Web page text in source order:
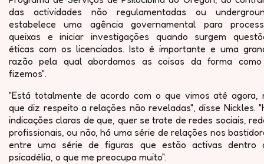
das actividades não regulamentadas ou
estabelece uma agência governamental para
queixas e iniciar investigações quando surgem
éticas com os licenciados. Isto é importante e uma
razão pela qual abordamos as coisas da forma
fizemos".
"Está totalmente de acordo com o que vimos até agora,
que diz respeito a relações não reveladas", disse Nickles.
indicações claras de que, quer se trate de redes sociais,
profissionais, ou não, há uma série de relações nos
entre uma série de figuras que estão activas dentro
psicadélia, o que me preocupa muito".